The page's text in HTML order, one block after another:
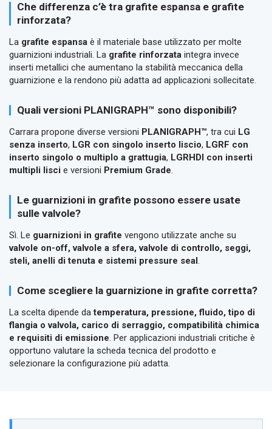
Che differenza c’è tra grafite espansa e grafite
rinforzata?
La grafite espansa è il materiale base utilizzato per molte
guarnizioni industriali. La grafite rinforzata integra invece
inserti metallici che aumentano la stabilità meccanica della
guarnizione e la rendono più adatta ad applicazioni sollecitate.
Quali versioni PLANIGRAPH™ sono disponibili?
Carrara propone diverse versioni PLANIGRAPH™, tra cui LG
senza inserto, LGR con singolo inserto liscio, LGRF con
inserto singolo o multiplo a grattugia, LGRHDI con inserti
multipli lisci e versioni Premium Grade.
Le guarnizioni in grafite possono essere usate
sulle valvole?
Sì. Le guarnizioni in grafite vengono utilizzate anche su
valvole on-off, valvole a sfera, valvole di controllo, seggi,
steli, anelli di tenuta e sistemi pressure seal .
Come scegliere la guarnizione in grafite corretta?
La scelta dipende datemperatura, pressione, fluido, tipo di
flangia o valvola, carico di serraggio, compatibilità chimica
e requisiti di emissione. Per applicazioni industriali critiche è
opportuno valutare la scheda tecnica del prodotto e
selezionare la configurazione più adatta.